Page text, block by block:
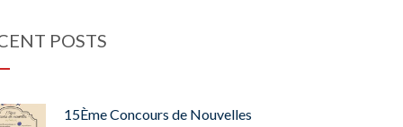
POSTS
15Ème Concours de Nouvelles